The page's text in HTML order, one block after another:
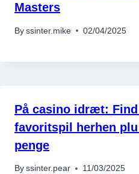
Masters
By ssinter.mike 02/04/2025
På casino idræt:
favoritspil herhen
penge
By ssinter.pear 11/03/2025